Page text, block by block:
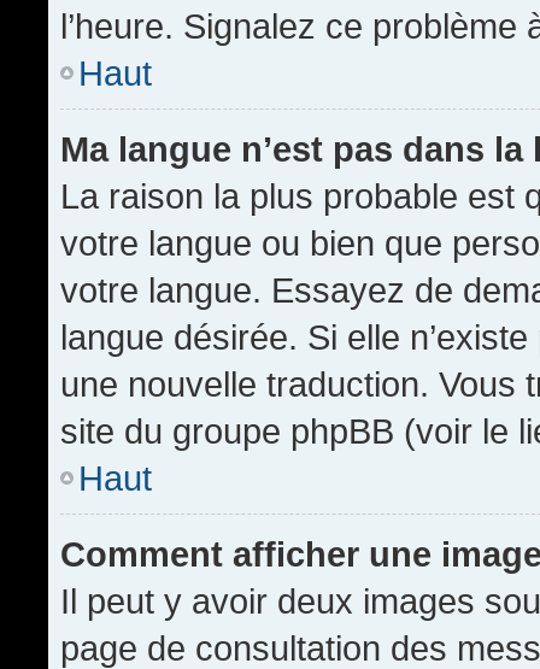
l’heure. Signalez ce problème
Haut
Ma langue n’est pas dans la
La raison la plus probable est
votre langue ou bien que
votre langue. Essayez de
langue désirée. Si elle
une nouvelle traduction. Vous
site du groupe phpBB (voir le
Haut
Comment afficher une
Il peut y avoir deux images
page de consultation des